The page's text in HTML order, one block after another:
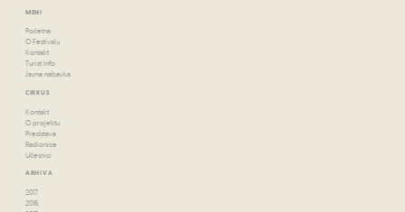
MENI
Početna
O Festivalu
Kontakt
Turist Info
Javna nabavka
CIRKUS
Kontakt
O projektu
Predstava
Radionice
Učesnici
ARHIVA
2017.
2016.